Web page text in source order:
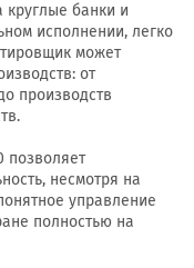
круглые банки и
исполнении, легко
может
от
производств
позволяет
несмотря на
управление
полностью на